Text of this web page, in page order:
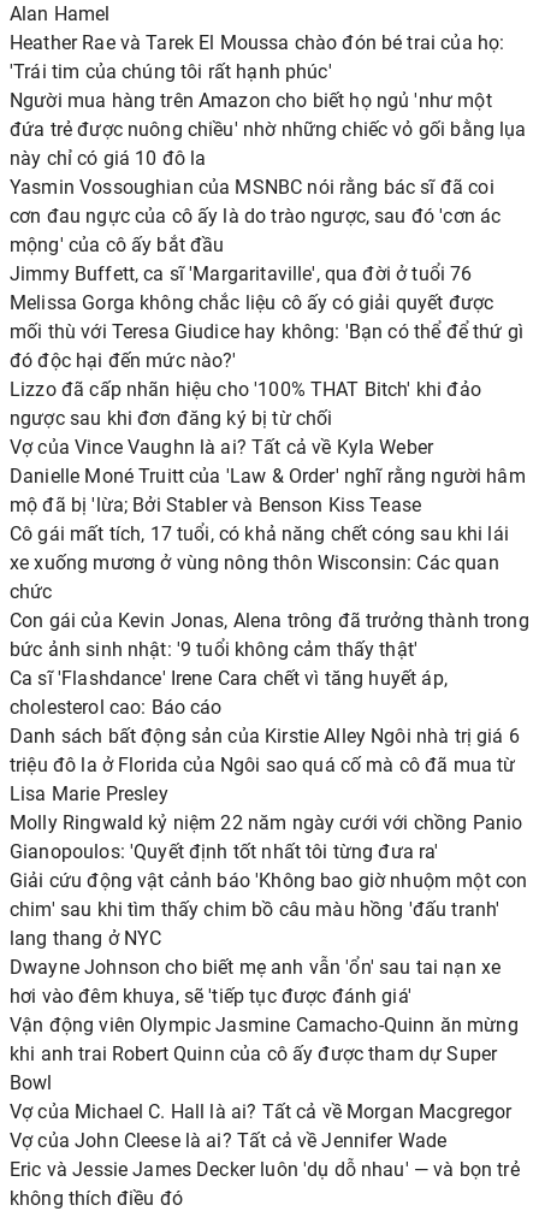
Alan Hamel
Heather Rae và Tarek El Moussa chào đón bé trai của họ:
'Trái tim của chúng tôi rất hạnh phúc'
Người mua hàng trên Amazon cho biết họ ngủ 'như một
đứa trẻ được nuông chiều' nhờ những chiếc vỏ gối bằng lụa
này chỉ có giá 10 đô la
Yasmin Vossoughian của MSNBC nói rằng bác sĩ đã coi
cơn đau ngực của cô ấy là do trào ngược, sau đó 'cơn ác
mộng' của cô ấy bắt đầu
Jimmy Buffett, ca sĩ 'Margaritaville', qua đời ở tuổi 76
Melissa Gorga không chắc liệu cô ấy có giải quyết được
mối thù với Teresa Giudice hay không: 'Bạn có thể để thứ gì
đó độc hại đến mức nào?'
Lizzo đã cấp nhãn hiệu cho '100% THAT Bitch' khi đảo
ngược sau khi đơn đăng ký bị từ chối
Vợ của Vince Vaughn là ai? Tất cả về Kyla Weber
Danielle Moné Truitt của 'Law & Order' nghĩ rằng người hâm
mộ đã bị 'lừa; Bởi Stabler và Benson Kiss Tease
Cô gái mất tích, 17 tuổi, có khả năng chết cóng sau khi lái
xe xuống mương ở vùng nông thôn Wisconsin: Các quan
chức
Con gái của Kevin Jonas, Alena trông đã trưởng thành trong
bức ảnh sinh nhật: '9 tuổi không cảm thấy thật'
Ca sĩ 'Flashdance' Irene Cara chết vì tăng huyết áp,
cholesterol cao: Báo cáo
Danh sách bất động sản của Kirstie Alley Ngôi nhà trị giá 6
triệu đô la ở Florida của Ngôi sao quá cố mà cô đã mua từ
Lisa Marie Presley
Molly Ringwald kỷ niệm 22 năm ngày cưới với chồng Panio
Gianopoulos: 'Quyết định tốt nhất tôi từng đưa ra'
Giải cứu động vật cảnh báo 'Không bao giờ nhuộm một con
chim' sau khi tìm thấy chim bồ câu màu hồng 'đấu tranh'
lang thang ở NYC
Dwayne Johnson cho biết mẹ anh vẫn 'ổn' sau tai nạn xe
hơi vào đêm khuya, sẽ 'tiếp tục được đánh giá'
Vận động viên Olympic Jasmine Camacho-Quinn ăn mừng
khi anh trai Robert Quinn của cô ấy được tham dự Super
Bowl
Vợ của Michael C. Hall là ai? Tất cả về Morgan Macgregor
Vợ của John Cleese là ai? Tất cả về Jennifer Wade
Eric và Jessie James Decker luôn 'dụ dỗ nhau' — và bọn trẻ
không thích điều đó